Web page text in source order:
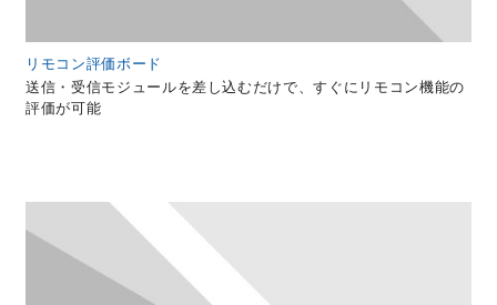
リモコン評価ボード
送信・受信モジュールを差し込むだけで、すぐにリモコン機能の
評価が可能